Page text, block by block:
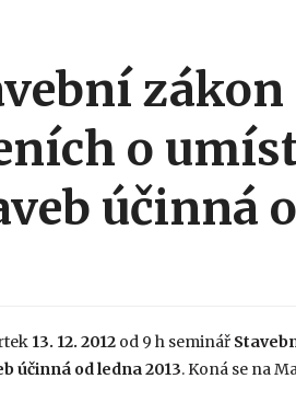
o
účinná
13. 12. 2012 od 9 h seminář
účinná od ledna 2013. Koná se na